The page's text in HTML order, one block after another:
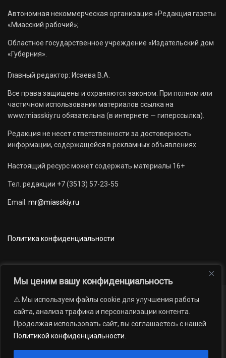
Мы ценим вашу конфиденциальность
⚠️ Мы используем файлы cookie для улучшения работы
сайта, анализа трафика и персонализации контента.
Продолжая использовать сайт, вы соглашаетесь с нашей
Политикой конфиденциальности
Автономная некоммерческая организация «Редакция газеты
«Миасский рабочий»;
Областное государственное учреждение «Издательский дом
«Губерния».
Главный редактор: Исаева В.А.
Все права защищены и охраняются законом. При полном или
частичном использовании материалов ссылка на
www.miasskiy.ru обязательна (в интернете — гиперссылка).
Редакция не несет ответственности за достоверность
информации, содержащейся в рекламных объявлениях.
Настоящий ресурс может содержать материалы 16+
Тел. редакции +7 (3513) 57-23-55
Email: mr@miasskiy.ru
Политика конфиденциальности
Новости Наши проекты
Официально
АРХИВ
16+
газеты «Миасский рабочий»; Областное государственное учреждение
«Издательский дом «Губерния». Все права защищены.